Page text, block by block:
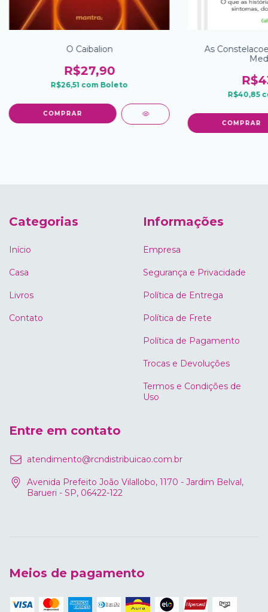
O Caibalion
R$27,90
R$26,51 com Boleto
As
R$40,85
Categorias
Início
Casa
Livros
Contato
Informações
Empresa
Segurança e Privacidade
Política de Entrega
Política de Frete
Política de Pagamento
Trocas e Devoluções
Termos e Condições de
Uso
Entre em contato
atendimento@rcndistribuicao.com.br
Avenida Prefeito João Vilallobo, 1170 - Jardim Belval,
Barueri - SP, 06422-122
Meios de pagamento